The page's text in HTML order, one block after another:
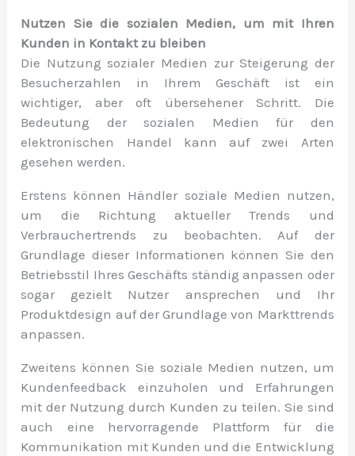
Nutzen Sie die sozialen Medien, um mit Ihren
Kunden in Kontakt zu bleiben
Die Nutzung sozialer Medien zur Steigerung der
Besucherzahlen in Ihrem Geschäft ist ein
wichtiger, aber oft übersehener Schritt. Die
Bedeutung der sozialen Medien für den
elektronischen Handel kann auf zwei Arten
gesehen werden.
Erstens können Händler soziale Medien nutzen,
um die Richtung aktueller Trends und
Verbrauchertrends zu beobachten. Auf der
Grundlage dieser Informationen können Sie den
Betriebsstil Ihres Geschäfts ständig anpassen oder
sogar gezielt Nutzer ansprechen und Ihr
Produktdesign auf der Grundlage von Markttrends
anpassen.
Zweitens können Sie soziale Medien nutzen, um
Kundenfeedback einzuholen und Erfahrungen
mit der Nutzung durch Kunden zu teilen. Sie sind
auch eine hervorragende Plattform für die
Kommunikation mit Kunden und die Entwicklung